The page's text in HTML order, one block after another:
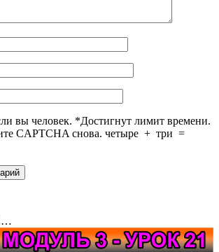
вы человек. *Достигнут лимит времени.
CAPTCHA снова. четыре + три =